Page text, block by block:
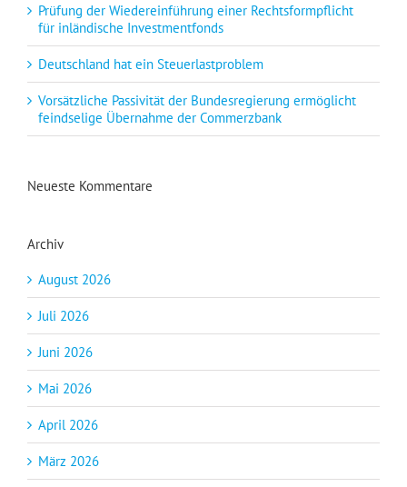
Prüfung der Wiedereinführung einer Rechtsformpflicht
für inländische Investmentfonds
Deutschland hat ein Steuerlastproblem
Vorsätzliche Passivität der Bundesregierung ermöglicht
feindselige Übernahme der Commerzbank
Neueste Kommentare
Archiv
August 2026
Juli 2026
Juni 2026
Mai 2026
April 2026
März 2026